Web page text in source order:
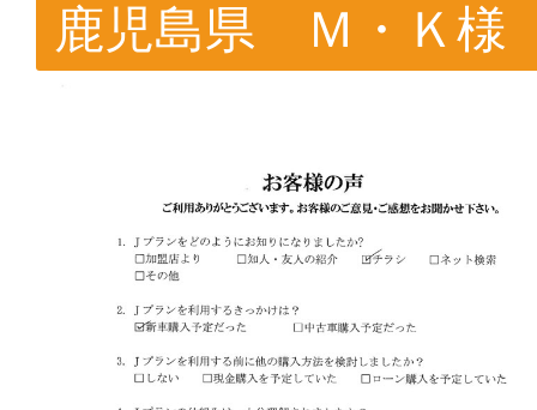
鹿児島県 Ｍ・Ｋ様